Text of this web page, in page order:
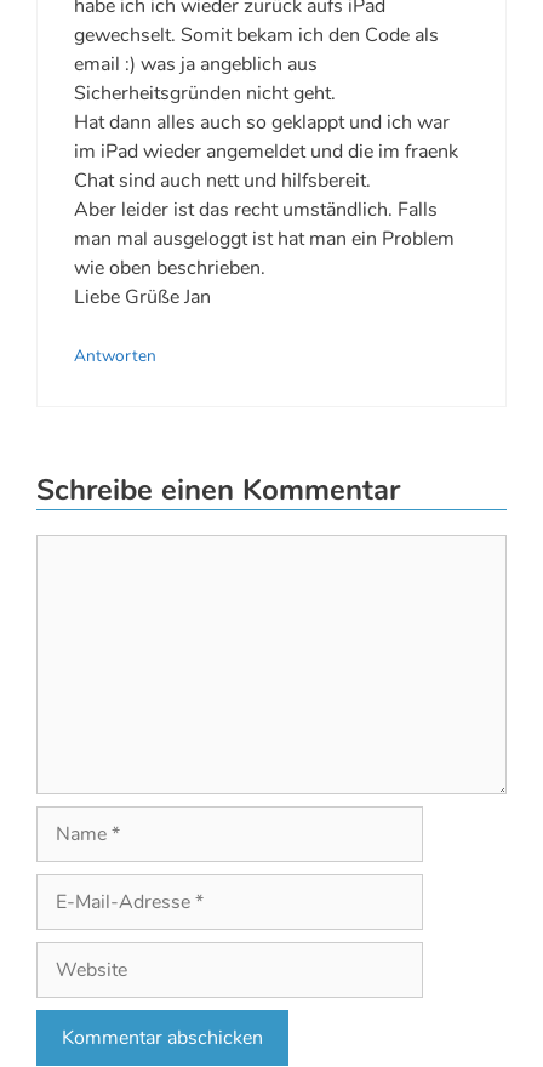
habe ich ich wieder zurück aufs iPad
gewechselt. Somit bekam ich den Code als
email :) was ja angeblich aus
Sicherheitsgründen nicht geht.
Hat dann alles auch so geklappt und ich war
im iPad wieder angemeldet und die im fraenk
Chat sind auch nett und hilfsbereit.
Aber leider ist das recht umständlich. Falls
man mal ausgeloggt ist hat man ein Problem
wie oben beschrieben.
Liebe Grüße Jan
Antworten
Schreibe einen Kommentar
Name
Mail-
Adresse
Website